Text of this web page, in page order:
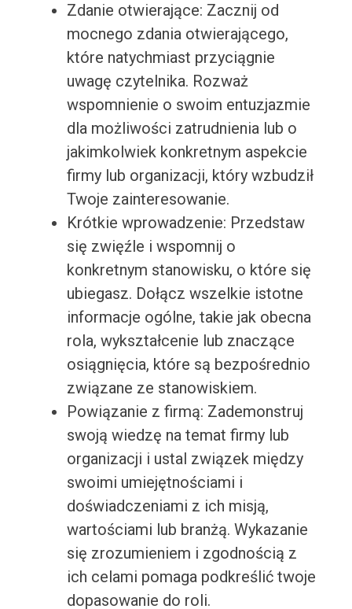
Zdanie otwierające: Zacznij od
mocnego zdania otwierającego,
które natychmiast przyciągnie
uwagę czytelnika. Rozważ
wspomnienie o swoim entuzjazmie
dla możliwości zatrudnienia lub o
jakimkolwiek konkretnym aspekcie
firmy lub organizacji, który wzbudził
Twoje zainteresowanie.
Krótkie wprowadzenie: Przedstaw
się zwięźle i wspomnij o
konkretnym stanowisku, o które się
ubiegasz. Dołącz wszelkie istotne
informacje ogólne, takie jak obecna
rola, wykształcenie lub znaczące
osiągnięcia, które są bezpośrednio
związane ze stanowiskiem.
Powiązanie z firmą: Zademonstruj
swoją wiedzę na temat firmy lub
organizacji i ustal związek między
swoimi umiejętnościami i
doświadczeniami z ich misją,
wartościami lub branżą. Wykazanie
się zrozumieniem i zgodnością z
ich celami pomaga podkreślić twoje
dopasowanie do roli.